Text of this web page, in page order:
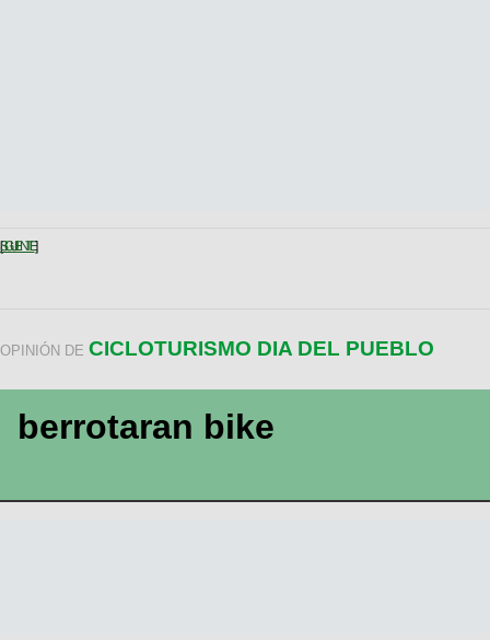
SIGUIENTE
OPINIÓN DE CICLOTURISMO DIA DEL PUEBLO
berrotaran bike